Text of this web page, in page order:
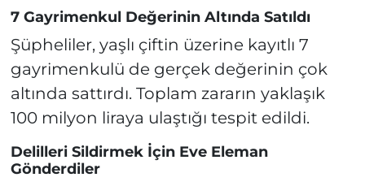
7 Gayrimenkul Değerinin Altında Satıldı
Şüpheliler, yaşlı çiftin üzerine kayıtlı 7
gayrimenkulü de gerçek değerinin çok
altında sattırdı. Toplam zararın yaklaşık
100 milyon liraya ulaştığı tespit edildi.
Delilleri Sildirmek İçin Eve Eleman
Gönderdiler